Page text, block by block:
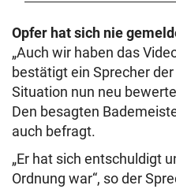
Opfer hat sich nie
„Auch wir haben das
bestätigt ein Sprecher
Situation nun neu
Den besagten
auch befragt.
„Er hat sich entschuldigt
Ordnung war“, so der